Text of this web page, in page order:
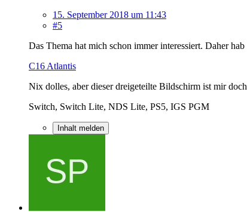
15. September 2018 um 11:43
#5
Das Thema hat mich schon immer interessiert. Daher
C16 Atlantis
Nix dolles, aber dieser dreigeteilte Bildschirm ist mir
Switch, Switch Lite, NDS Lite, PS5, IGS PGM
Inhalt melden